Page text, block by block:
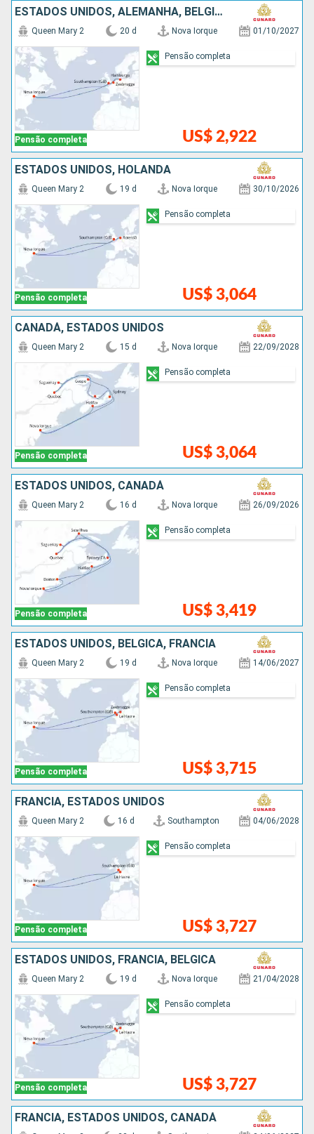
ESTADOS UNIDOS, ALEMANHA, BÉLGICA
Pensão completa
Queen Mary 2 20 d Nova Iorque 01/10/2027
US$ 2,922
Pensão completa
ESTADOS UNIDOS, HOLANDA
Pensão completa
Queen Mary 2 19 d Nova Iorque 30/10/2026
US$ 3,064
Pensão completa
CANADÁ, ESTADOS UNIDOS
Pensão completa
Queen Mary 2 15 d Nova Iorque 22/09/2028
US$ 3,064
Pensão completa
ESTADOS UNIDOS, CANADÁ
Pensão completa
Queen Mary 2 16 d Nova Iorque 26/09/2026
US$ 3,419
Pensão completa
ESTADOS UNIDOS, BÉLGICA, FRANCIA
Pensão completa
Queen Mary 2 19 d Nova Iorque 14/06/2027
US$ 3,715
Pensão completa
FRANCIA, ESTADOS UNIDOS
Pensão completa
Queen Mary 2 16 d Southampton 04/06/2028
US$ 3,727
Pensão completa
ESTADOS UNIDOS, FRANCIA, BÉLGICA
Pensão completa
Queen Mary 2 19 d Nova Iorque 21/04/2028
US$ 3,727
Pensão completa
FRANCIA, ESTADOS UNIDOS, CANADÁ